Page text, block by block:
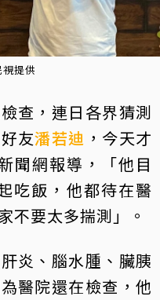
提供
查，連日各界猜測
友潘若迪 ，今天才
聞網報導，「他目
吃飯，他都待在醫
不要太多揣測」。
炎、腦水腫、臟胰
醫院還在檢查，他